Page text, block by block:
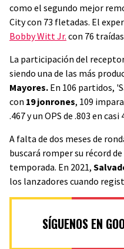
como el segundo mejor
City con 73 fletadas. El
Bobby Witt Jr. con 76
La participación del
siendo una de las más
Mayores. En 106 partidos,
con 19 jonrones, 109
.467 y un OPS de .803 en
A falta de dos meses de
buscará romper su récord
temporada. En 2021,
los lanzadores cuando
SÍGUENOS EN